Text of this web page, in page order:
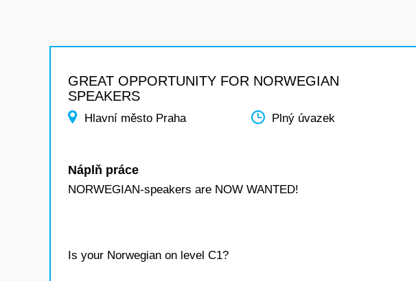
GREAT OPPORTUNITY FOR NORWEGIAN
SPEAKERS
Hlavní město Praha Plný úvazek
Náplň práce
NORWEGIAN-speakers are NOW WANTED!
Is your Norwegian on level C1?